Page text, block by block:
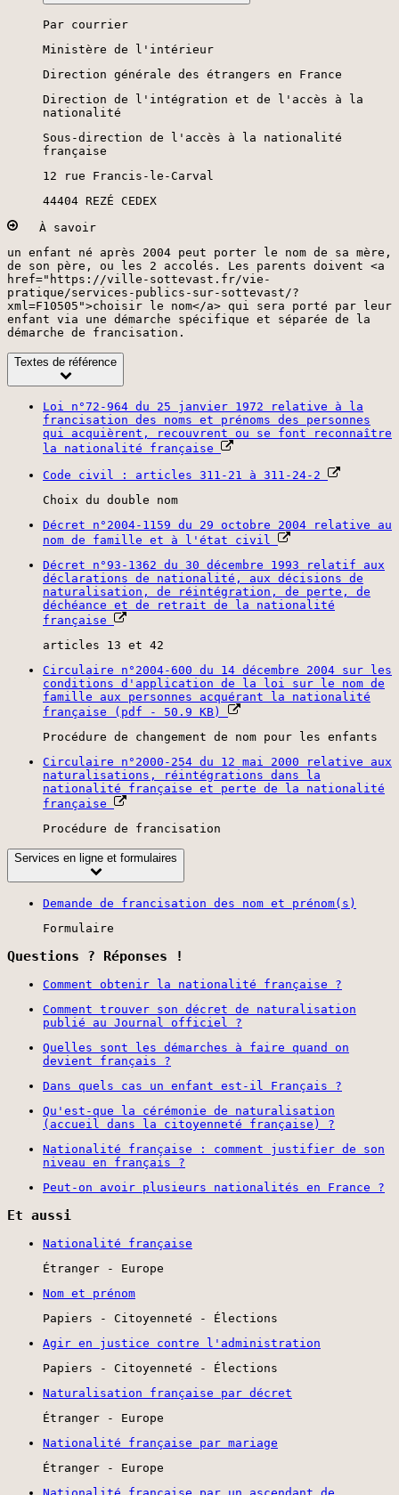
Par courrier
Ministère de l'intérieur
Direction générale des étrangers en France
Direction de l'intégration et de l'accès à la
nationalité
Sous-direction de l'accès à la nationalité
française
12 rue Francis-le-Carval
44404 REZÉ CEDEX
À savoir
un enfant né après 2004 peut porter le nom de sa mère,
de son père, ou les 2 accolés. Les parents doivent <a
href="https://ville-sottevast.fr/vie-
pratique/services-publics-sur-sottevast/?
xml=F10505">choisir le nom</a> qui sera porté par leur
enfant via une démarche spécifique et séparée de la
démarche de francisation.
Textes de référence
Loi n°72-964 du 25 janvier 1972 relative à la
francisation des noms et prénoms des personnes
qui acquièrent, recouvrent ou se font reconnaître
la nationalité française
Code civil : articles 311-21 à 311-24-2
Choix du double nom
Décret n°2004-1159 du 29 octobre 2004 relative au
nom de famille et à l'état civil
Décret n°93-1362 du 30 décembre 1993 relatif aux
déclarations de nationalité, aux décisions de
naturalisation, de réintégration, de perte, de
déchéance et de retrait de la nationalité
française
articles 13 et 42
Circulaire n°2004-600 du 14 décembre 2004 sur les
conditions d'application de la loi sur le nom de
famille aux personnes acquérant la nationalité
française (pdf - 50.9 KB)
Procédure de changement de nom pour les enfants
Circulaire n°2000-254 du 12 mai 2000 relative aux
naturalisations, réintégrations dans la
nationalité française et perte de la nationalité
française
Procédure de francisation
Services en ligne et formulaires
Demande de francisation des nom et prénom(s)
Formulaire
Questions ? Réponses !
Comment obtenir la nationalité française ?
Comment trouver son décret de naturalisation
publié au Journal officiel ?
Quelles sont les démarches à faire quand on
devient français ?
Dans quels cas un enfant est-il Français ?
Qu'est-que la cérémonie de naturalisation
(accueil dans la citoyenneté française) ?
Nationalité française : comment justifier de son
niveau en français ?
Peut-on avoir plusieurs nationalités en France ?
Et aussi
Nationalité française
Étranger - Europe
Nom et prénom
Papiers - Citoyenneté - Élections
Agir en justice contre l'administration
Papiers - Citoyenneté - Élections
Naturalisation française par décret
Étranger - Europe
Nationalité française par mariage
Étranger - Europe